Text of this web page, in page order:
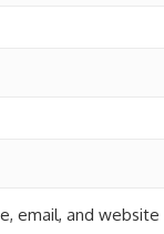
email, and website